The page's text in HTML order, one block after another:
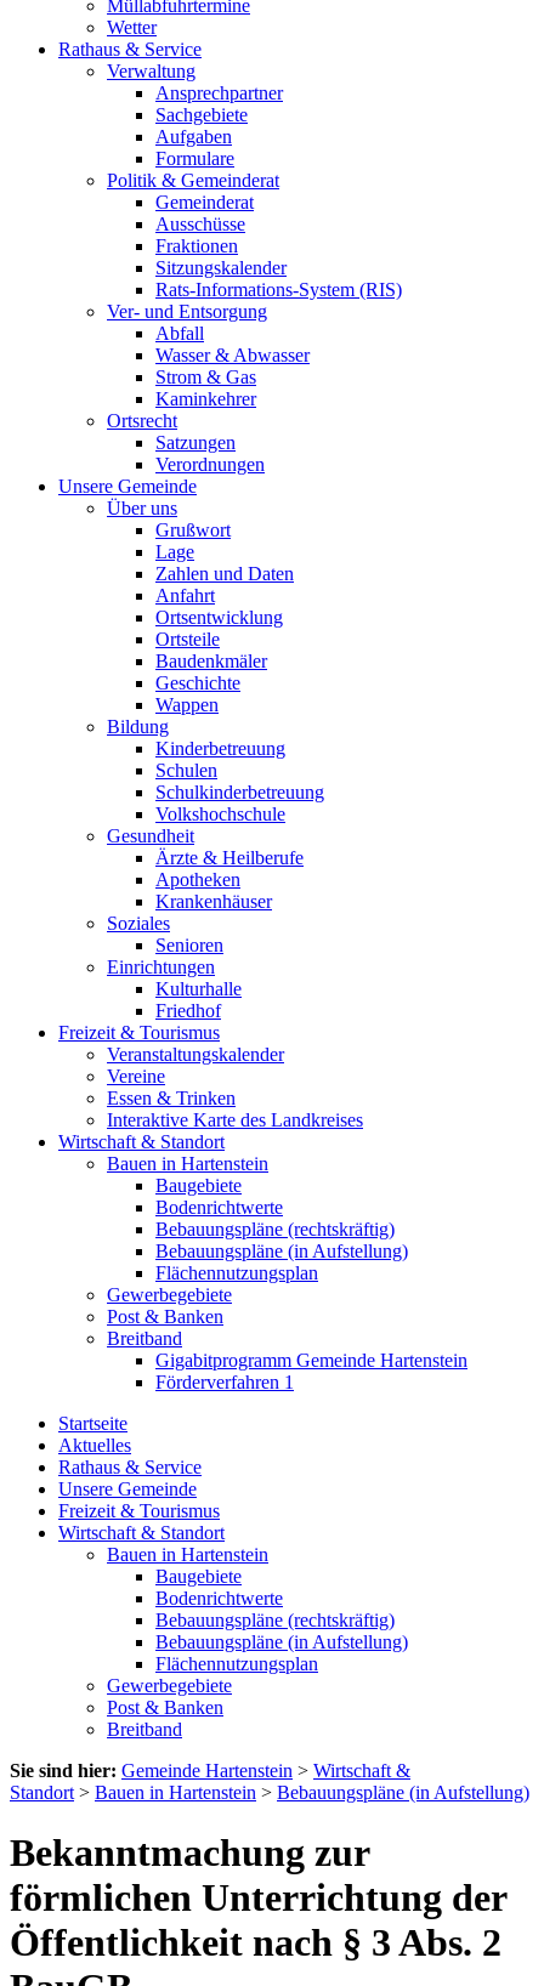
Müllabfuhrtermine
Wetter
Rathaus & Service
Verwaltung
Ansprechpartner
Sachgebiete
Aufgaben
Formulare
Politik & Gemeinderat
Gemeinderat
Ausschüsse
Fraktionen
Sitzungskalender
Rats-Informations-System (RIS)
Ver- und Entsorgung
Abfall
Wasser & Abwasser
Strom & Gas
Kaminkehrer
Ortsrecht
Satzungen
Verordnungen
Unsere Gemeinde
Über uns
Grußwort
Lage
Zahlen und Daten
Anfahrt
Ortsentwicklung
Ortsteile
Baudenkmäler
Geschichte
Wappen
Bildung
Kinderbetreuung
Schulen
Schulkinderbetreuung
Volkshochschule
Gesundheit
Ärzte & Heilberufe
Apotheken
Krankenhäuser
Soziales
Senioren
Einrichtungen
Kulturhalle
Friedhof
Freizeit & Tourismus
Veranstaltungskalender
Vereine
Essen & Trinken
Interaktive Karte des Landkreises
Wirtschaft & Standort
Bauen in Hartenstein
Baugebiete
Bodenrichtwerte
Bebauungspläne (rechtskräftig)
Bebauungspläne (in Aufstellung)
Flächennutzungsplan
Gewerbegebiete
Post & Banken
Breitband
Gigabitprogramm Gemeinde Hartenstein
Förderverfahren 1
Startseite
Aktuelles
Rathaus & Service
Unsere Gemeinde
Freizeit & Tourismus
Wirtschaft & Standort
Bauen in Hartenstein
Baugebiete
Bodenrichtwerte
Bebauungspläne (rechtskräftig)
Bebauungspläne (in Aufstellung)
Flächennutzungsplan
Gewerbegebiete
Post & Banken
Breitband
Sie sind hier: Gemeinde Hartenstein > Wirtschaft &
Standort > Bauen in Hartenstein > Bebauungspläne (in Aufstellung)
Bekanntmachung zur
förmlichen Unterrichtung der
Öffentlichkeit nach § 3 Abs. 2